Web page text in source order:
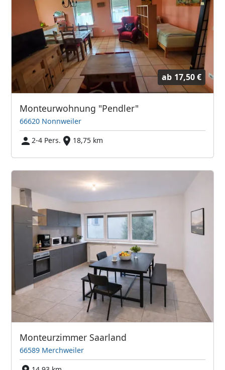
ab 17,50 €
Monteurwohnung "Pendler"
66620 Nonnweiler
2-4 Pers.
18,75 km
Monteurzimmer Saarland
66589 Merchweiler